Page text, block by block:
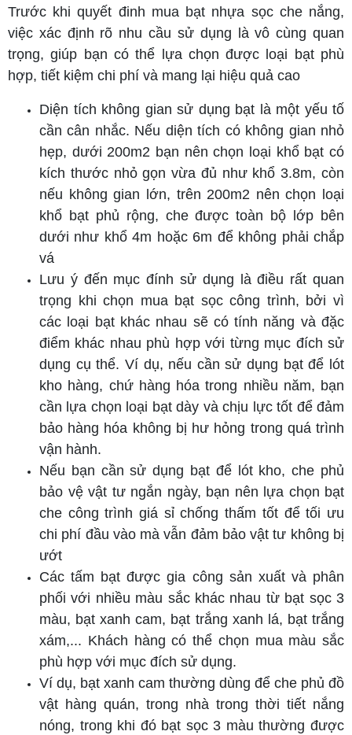
Trước khi quyết đinh mua bạt nhựa sọc che nắng,
việc xác định rõ nhu cầu sử dụng là vô cùng quan
trọng, giúp bạn có thể lựa chọn được loại bạt phù
hợp, tiết kiệm chi phí và mang lại hiệu quả cao
Diện tích không gian sử dụng bạt là một yếu tố
cần cân nhắc. Nếu diện tích có không gian nhỏ
hẹp, dưới 200m2 bạn nên chọn loại khổ bạt có
kích thước nhỏ gọn vừa đủ như khổ 3.8m, còn
nếu không gian lớn, trên 200m2 nên chọn loại
khổ bạt phủ rộng, che được toàn bộ lớp bên
dưới như khổ 4m hoặc 6m để không phải chắp
vá
Lưu ý đến mục đính sử dụng là điều rất quan
trọng khi chọn mua bạt sọc công trình, bởi vì
các loại bạt khác nhau sẽ có tính năng và đặc
điểm khác nhau phù hợp với từng mục đích sử
dụng cụ thể. Ví dụ, nếu cần sử dụng bạt để lót
kho hàng, chứ hàng hóa trong nhiều năm, bạn
cần lựa chọn loại bạt dày và chịu lực tốt để đảm
bảo hàng hóa không bị hư hỏng trong quá trình
vận hành.
Nếu bạn cần sử dụng bạt để lót kho, che phủ
bảo vệ vật tư ngắn ngày, bạn nên lựa chọn bạt
che công trình giá sỉ chống thấm tốt để tối ưu
chi phí đầu vào mà vẫn đảm bảo vật tư không bị
ướt
Các tấm bạt được gia công sản xuất và phân
phối với nhiều màu sắc khác nhau từ bạt sọc 3
màu, bạt xanh cam, bạt trắng xanh lá, bạt trắng
xám,... Khách hàng có thể chọn mua màu sắc
phù hợp với mục đích sử dụng.
Ví dụ, bạt xanh cam thường dùng để che phủ đồ
vật hàng quán, trong nhà trong thời tiết nắng
nóng, trong khi đó bạt sọc 3 màu thường được